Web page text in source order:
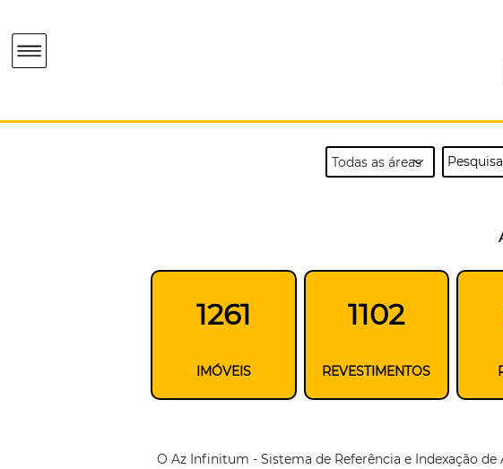
1261
IMÓVEIS
1102
REVESTIMENTOS
O Az Infinitum - Sistema de Referência e Indexação